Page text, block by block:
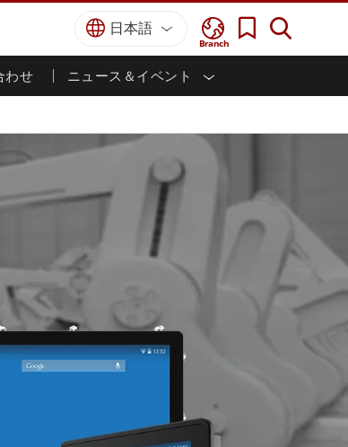
Branch
日本語
わせ ニュース＆イベント
頑丈なノートパソコン
衛堅牢タブレット
超堅牢タブレット
衛パネルPC
衛ディスプレイ / NVIS ディスプレイ
上管制ステーション
リングレード
用パネルPC
More
洋
衛
ンテリジェントロボットシス
セスストーリー
証／コンプライアンス